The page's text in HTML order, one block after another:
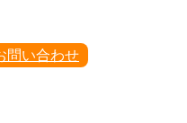
問い合わせ